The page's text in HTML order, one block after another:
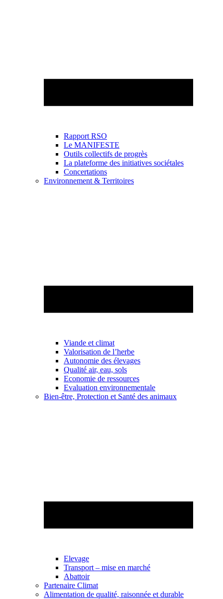
Rapport RSO
Le MANIFESTE
Outils collectifs de progrès
La plateforme des initiatives sociétales
Concertations
Environnement & Territoires
Viande et climat
Valorisation de l’herbe
Autonomie des élevages
Qualité air, eau, sols
Economie de ressources
Evaluation environnementale
Bien-être, Protection et Santé des animaux
Elevage
Transport – mise en marché
Abattoir
Partenaire Climat
Alimentation de qualité, raisonnée et durable